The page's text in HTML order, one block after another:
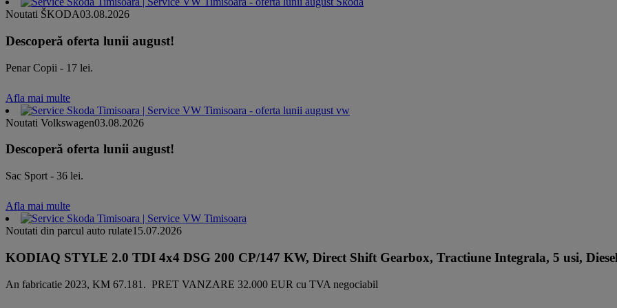
Noutati ŠKODA03.08.2026
Descoperă oferta lunii august!
Penar Copii - 17 lei.
Afla mai multe
Noutati Volkswagen03.08.2026
Descoperă oferta lunii august!
Sac Sport - 36 lei.
Afla mai multe
Noutati din parcul auto rulate15.07.2026
KODIAQ STYLE 2.0 TDI 4x4 DSG 200 CP/147 KW, Direct Shift Gearbox, Tractiune Integrala, 5 usi,
An fabricatie 2023, KM 67.181. PRET VANZARE 32.000 EUR cu TVA negociabil